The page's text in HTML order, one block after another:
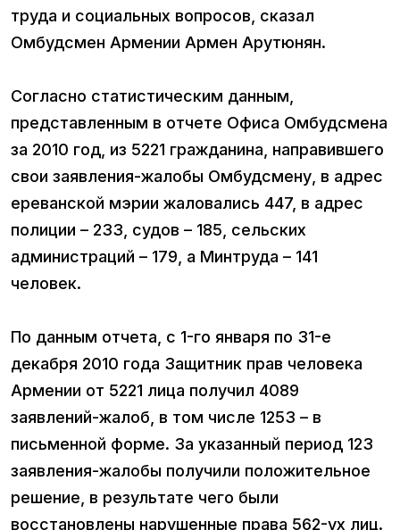
труда и социальных вопросов, сказал
Омбудсмен Армении Армен Арутюнян.
Согласно статистическим данным,
представленным в отчете Офиса Омбудсмена
за 2010 год, из 5221 гражданина, направившего
свои заявления-жалобы Омбудсмену, в адрес
ереванской мэрии жаловались 447, в адрес
полиции – 233, судов – 185, сельских
администраций – 179, а Минтруда – 141
человек.
По данным отчета, с 1-го января по 31-е
декабря 2010 года Защитник прав человека
Армении от 5221 лица получил 4089
заявлений-жалоб, в том числе 1253 – в
письменной форме. За указанный период 123
заявления-жалобы получили положительное
решение, в результате чего были
восстановлены нарушенные права 562-ух лиц.